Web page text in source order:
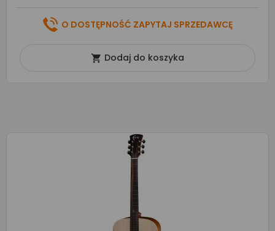
O DOSTĘPNOŚĆ ZAPYTAJ SPRZEDAWCĘ
 Dodaj do koszyka